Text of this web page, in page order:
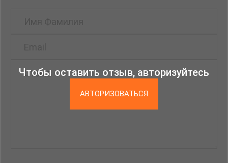
Чтобы оставить отзыв, авторизуйтесь
АВТОРИЗОВАТЬСЯ